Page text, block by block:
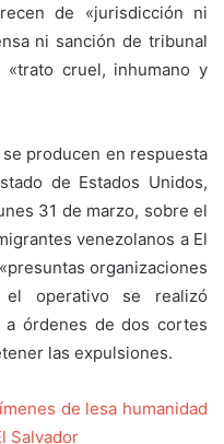
de «jurisdicción ni
ni sanción de tribunal
«trato cruel, inhumano y
producen en respuesta
de Estados Unidos,
31 de marzo, sobre el
venezolanos a El
organizaciones
el operativo se realizó
órdenes de dos cortes
las expulsiones.
de lesa humanidad
Salvador